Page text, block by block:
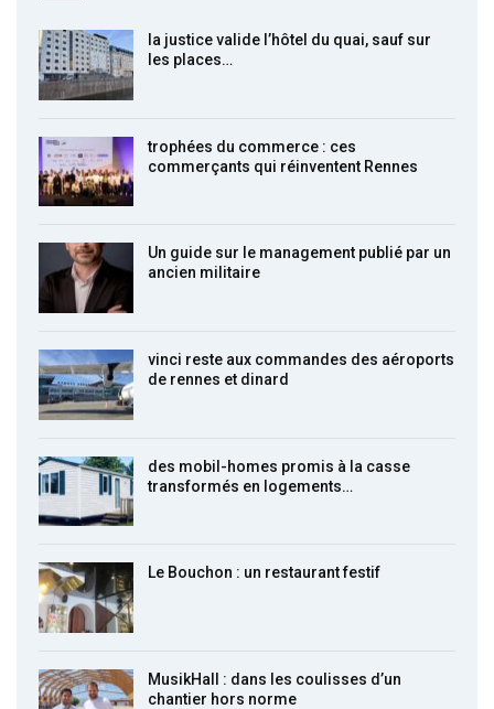
la justice valide l’hôtel du quai, sauf sur
les places…
trophées du commerce : ces
commerçants qui réinventent Rennes
Un guide sur le management publié par un
ancien militaire
vinci reste aux commandes des aéroports
de rennes et dinard
des mobil-homes promis à la casse
transformés en logements…
Le Bouchon : un restaurant festif
MusikHall : dans les coulisses d’un
chantier hors norme